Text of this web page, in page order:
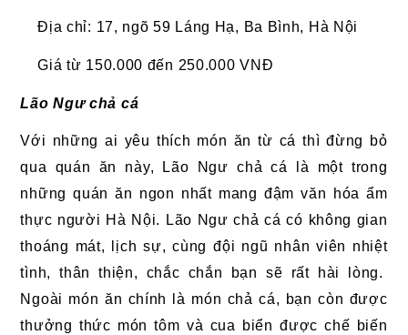
Địa chỉ: 17, ngõ 59 Láng Hạ, Ba Bình, Hà Nội
Giá từ 150.000 đến 250.000 VNĐ
Lão Ngư chả cá
Với những ai yêu thích món ăn từ cá thì đừng bỏ
qua quán ăn này, Lão Ngư chả cá là một trong
những quán ăn ngon nhất mang đậm văn hóa ẩm
thực người Hà Nội. Lão Ngư chả cá có không gian
thoáng mát, lịch sự, cùng đội ngũ nhân viên nhiệt
tình, thân thiện, chắc chắn bạn sẽ rất hài lòng.
Ngoài món ăn chính là món chả cá, bạn còn được
thưởng thức món tôm và cua biển được chế biến